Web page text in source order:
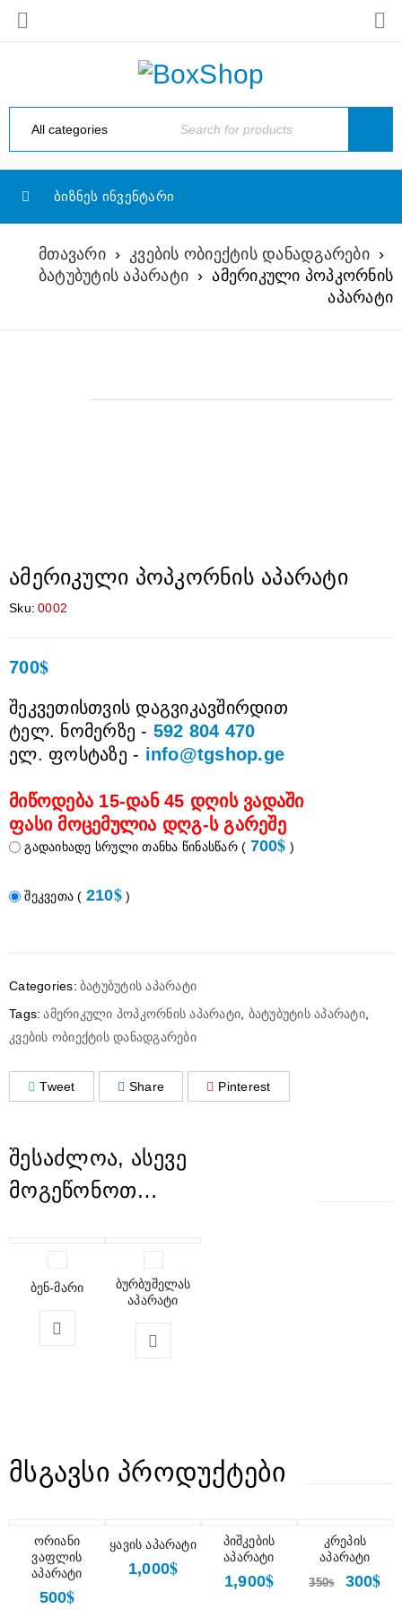
ᲑᲘᲖᲜᲔᲡ ᲘᲜᲕᲔᲜᲢᲐᲠᲘ
მთავარი › კვების ობიექტის დანადგარები ›
ბატუბუტის აპარატი › ამერიკული პოპკორნის
აპარატი
ამერიკული პოპკორნის აპარატი
Sku: 0002
700$
შეკვეთისთვის დაგვიკავშირდით
ტელ. ნომერზე - 592 804 470
ელ. ფოსტაზე - info@tgshop.ge
მიწოდება 15-დან 45 დღის ვადაში
ფასი მოცემულია დღგ-ს გარეშე
გადაიხადე სრული თანხა წინასწარ ( 700$ )
შეკვეთა( 210$)
Categories: ბატუბუტის აპარატი
Tags: ამერიკული პოპკორნის აპარატი ბატუბუტის აპარატი,
კვების ობიექტის დანადგარები
Tweet Share Pinterest
ᲨᲔᲡᲐᲫᲚᲝᲐ, ᲐᲡᲔᲕᲔ
ᲛᲝᲒᲔᲬᲝᲜᲝᲗ…
ბენ-მარი
ბურბუშელას
აპარატი
ᲛᲡᲒᲐᲕᲡᲘ ᲞᲠᲝᲓᲣᲥᲢᲔᲑᲘ
ორიანი
ვაფლის
აპარატი
500$
ყავის აპარატი
1,000$
პიშკების
აპარატი
1,900$
ᲤᲐᲡᲓᲐᲙᲚᲔᲑᲐ
კრეპის
აპარატი
350$ 300$